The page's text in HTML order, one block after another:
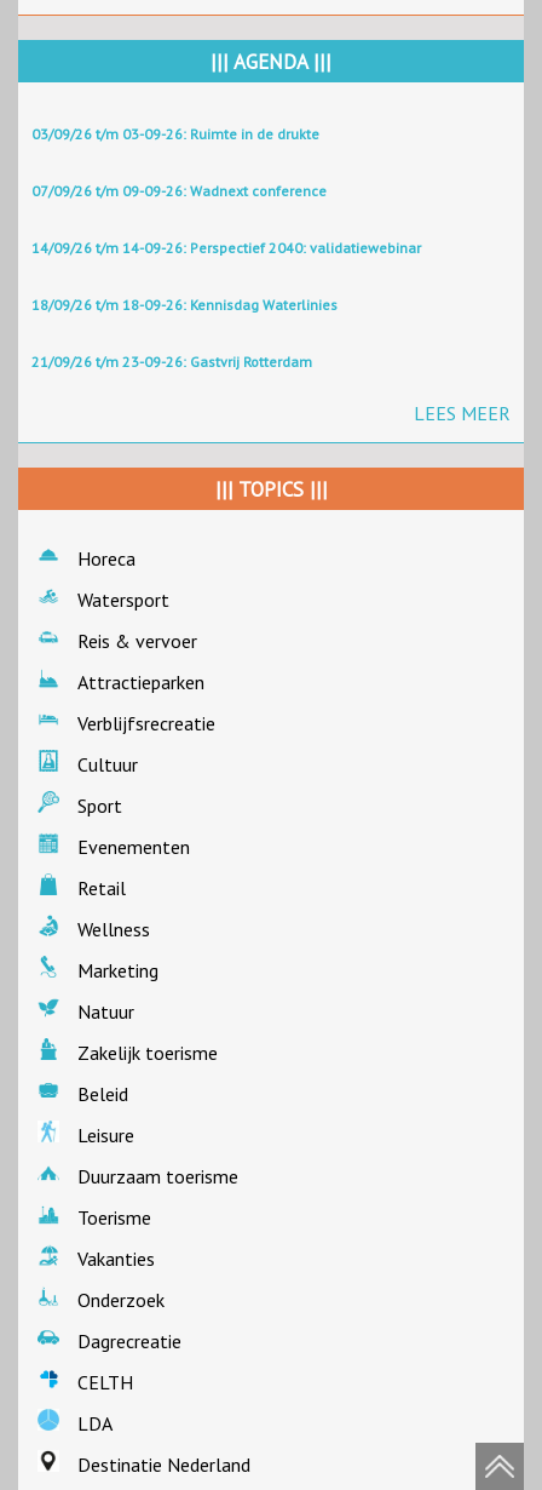
||| AGENDA |||
03/09/26 t/m 03-09-26: Ruimte in de drukte
07/09/26 t/m 09-09-26: Wadnext conference
14/09/26 t/m 14-09-26: Perspectief 2040: validatiewebinar
18/09/26 t/m 18-09-26: Kennisdag Waterlinies
21/09/26 t/m 23-09-26: Gastvrij Rotterdam
LEES MEER
||| TOPICS |||
Horeca
Watersport
Reis & vervoer
Attractieparken
Verblijfsrecreatie
Cultuur
Sport
Evenementen
Retail
Wellness
Marketing
Natuur
Zakelijk toerisme
Beleid
Leisure
Duurzaam toerisme
Toerisme
Vakanties
Onderzoek
Dagrecreatie
CELTH
LDA
Destinatie Nederland